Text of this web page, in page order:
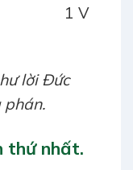
V
lời Đức
phán.
thứ nhất.